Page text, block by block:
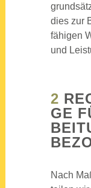
dies zur
fä­hi­gen
und
2
GE
Nach